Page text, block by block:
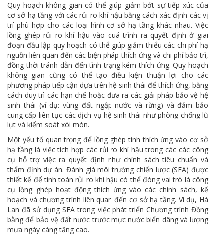
Quy hoạch không gian có thể giúp giảm bớt sự tiếp xúc của
cơ sở hạ tầng với các rủi ro khí hậu bằng cách xác định các vị
trí phù hợp cho các loại hình cơ sở hạ tầng khác nhau. Việc
lồng ghép rủi ro khí hậu vào quá trình ra quyết định ở giai
đoạn đầu lập quy hoạch có thể giúp giảm thiểu các chi phí hạ
nguồn liên quan đến các biện pháp thích ứng và chi phí bảo trì,
đồng thời tránh dẫn đến tình trạng kém thích ứng. Quy hoạch
không gian cũng có thể tạo điều kiện thuận lợi cho các
phương pháp tiếp cận dựa trên hệ sinh thái để thích ứng, bằng
cách duy trì các hạn chế hoặc đưa ra các giải pháp bảo vệ hệ
sinh thái (ví dụ: vùng đất ngập nước và rừng) và đảm bảo
cung cấp liên tục các dịch vụ hệ sinh thái như phòng chống lũ
lụt và kiểm soát xói mòn.
Một yếu tố quan trọng để lồng ghép tính thích ứng vào cơ sở
hạ tầng là việc tích hợp các rủi ro khí hậu trong các các công
cụ hỗ trợ việc ra quyết định như chính sách tiêu chuẩn và
thẩm định dự án. Đánh giá môi trường chiến lược (SEA) được
thiết kế để tính toán rủi ro khí hậu có thể đóng vai trò là công
cụ lồng ghép hoạt động thích ứng vào các chính sách, kế
hoạch và chương trình liên quan đến cơ sở hạ tầng. Ví dụ, Hà
Lan đã sử dụng SEA trong việc phát triển Chương trình Đồng
bằng để bảo vệ đất nước trước mực nước biển dâng và lượng
mưa ngày càng tăng cao.